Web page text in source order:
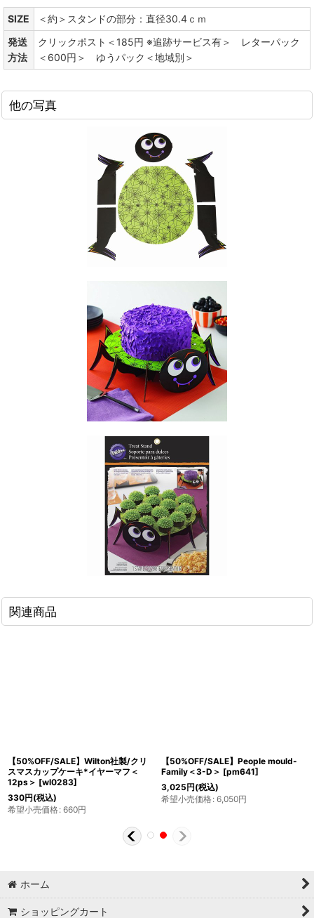
SIZE
＜約＞スタンドの部分：直径30.4ｃｍ
発送
方法
クリックポスト＜185円 ※追跡サービス有＞ レターパック
＜600円＞ ゆうパック＜地域別＞
他の写真
関連商品
【50%OFF/SALE】Wilton社製/クリ
スマスカップケーキ*イヤーマフ＜
12ps＞ [wl0283]
330円(税込)
希望小売価格: 660円
【50%OFF/SALE】People mould-
Family＜3-D＞ [pm641]
3,025円(税込)
希望小売価格: 6,050円
ホーム
ショッピングカート